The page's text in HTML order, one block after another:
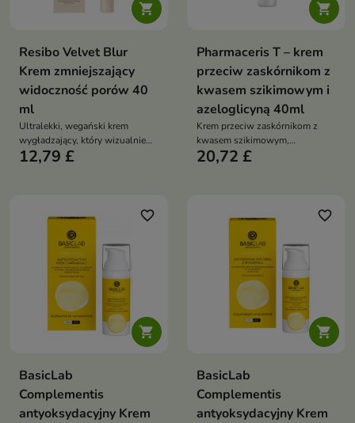

Resibo Velvet Blur
Krem zmniejszający
widoczność porów 40
ml
Ultralekki, wegański krem
wygładzający, który wizualnie
zmniejsza pory, reguluje sebum i
12,79 £

Pharmaceris T – krem
przeciw zaskórnikom z
kwasem szikimowym i
azeloglicyną 40ml
Krem przeciw zaskórnikom z
kwasem szikimowym,
azeloglicyną i niacynamidem,
20,72 £

favorite_border
BasicLab
Complementis
antyoksydacyjny Krem

favorite_border
BasicLab
Complementis
antyoksydacyjny Krem